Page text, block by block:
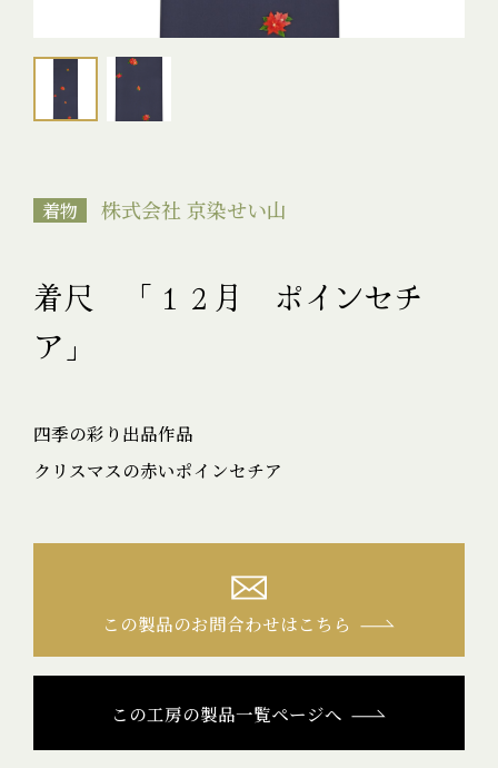
着物 株式会社 京染せい山
着尺 「１２月 ポインセチ
ア」
四季の彩り出品作品
クリスマスの赤いポインセチア
この製品のお問合わせはこちら
この工房の製品一覧ページへ